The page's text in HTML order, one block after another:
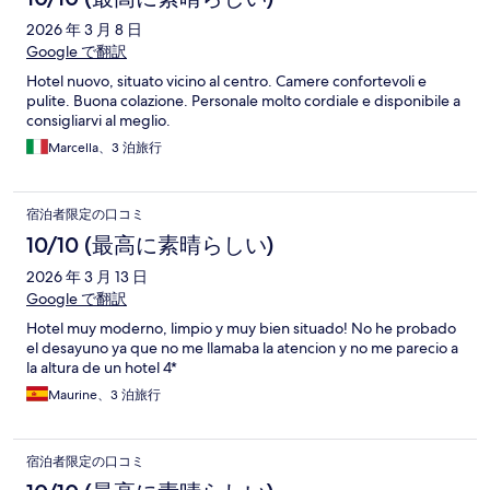
2026 年 3 月 8 日
Google で翻訳
Hotel nuovo, situato vicino al centro. Camere confortevoli e
pulite. Buona colazione. Personale molto cordiale e disponibile a
consigliarvi al meglio.
Marcella、3 泊旅行
宿泊者限定の口コミ
10/10 (最高に素晴らしい)
2026 年 3 月 13 日
Google で翻訳
Hotel muy moderno, limpio y muy bien situado! No he probado
el desayuno ya que no me llamaba la atencion y no me parecio a
la altura de un hotel 4*
Maurine、3 泊旅行
宿泊者限定の口コミ